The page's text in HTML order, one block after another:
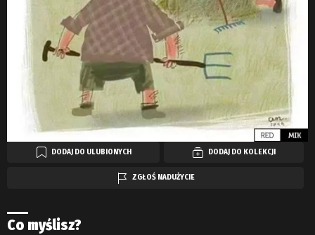
DODAJ DO ULUBIONYCH DODAJ DO KOLEKCJI
ZGŁOŚ NADUŻYCIE
Co myślisz?